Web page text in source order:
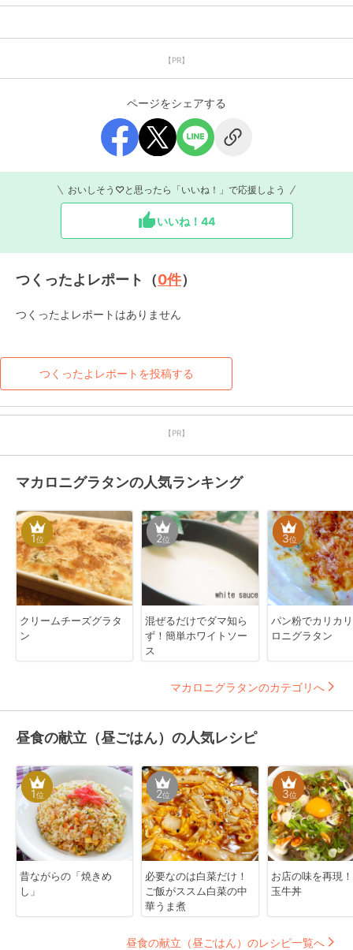
【PR】
ページをシェアする
おいしそう♡と思ったら「いいね！」で応援しよう
いいね！ 44
つくったよレポート（0件）
つくったよレポートはありません
つくったよレポートを投稿する
【PR】
マカロニグラタンの人気ランキング
1位
クリームチーズグラタ
ン
2位
混ぜるだけでダマ知ら
ず！簡単ホワイトソー
ス
3位
パン粉でカリカ
ロニグラタン
マカロニグラタンのカテゴリへ
昼食の献立（昼ごはん）の人気レシピ
1位
昔ながらの「焼きめ
し」
2位
必要なのは白菜だけ！
ご飯がススム白菜の中
華うま煮
3位
お店の味を再現
玉牛丼
昼食の献立（昼ごはん）のレシピ一覧へ